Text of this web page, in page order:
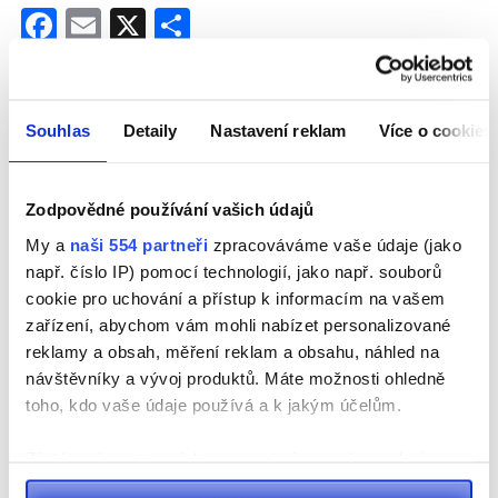
Souhlas Detaily Nastavení reklam Více o cookies
Zodpovědné používání vašich údajů
My a naši 554 partneři zpracováváme vaše údaje (jako
např. číslo IP) pomocí technologií, jako např. souborů
cookie pro uchování a přístup k informacím na vašem
zařízení, abychom vám mohli nabízet personalizované
reklamy a obsah, měření reklam a obsahu, náhled na
návštěvníky a vývoj produktů. Máte možnosti ohledně
toho, kdo vaše údaje používá a k jakým účelům.
údaje, a nastavte si předvolby včásti s podrobnostmi.
Facebook
Email
X
Pardubický
stavba
Navigace
pro
příspěvek
Prvních osm kilometrů
silnice I/73 by se mohlo
začít stavět už na konci
příštího roku
VIDEO: Kamionům chybí
tisíce parkovacích míst.
Řidiči riskují pokuty